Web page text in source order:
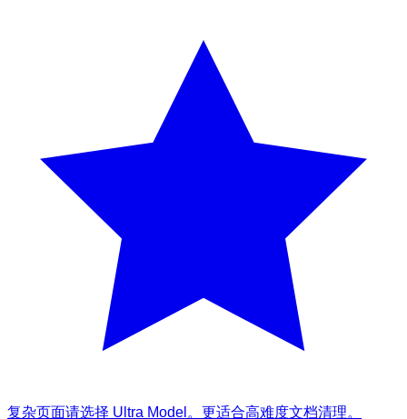
复杂页面请选择 Ultra Model。更适合高难度文档清理。